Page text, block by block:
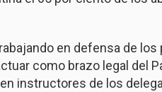
en defensa de
como brazo legal del
instructores de los